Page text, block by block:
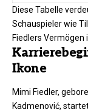
Diese Tabelle
Schauspieler wie
Fiedlers Vermögen
Ikone
Mimi Fiedler,
Kadmenović,